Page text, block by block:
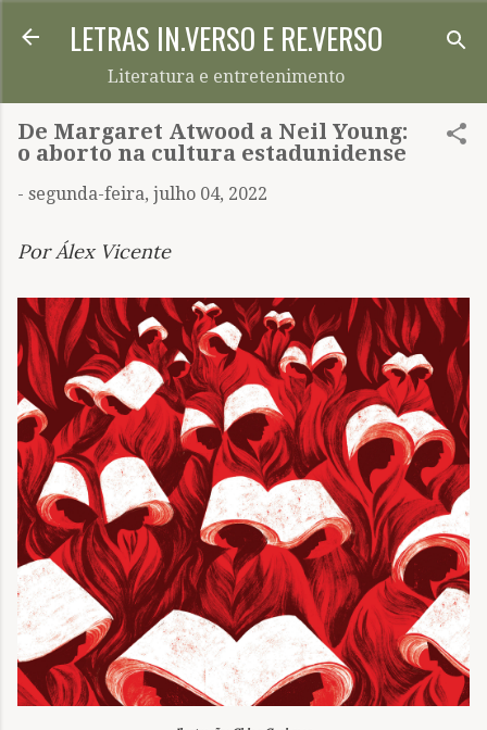
Pular para o conteúdo principal
LETRAS IN.VERSO E RE.VERSO
Literatura e entretenimento
De Margaret Atwood a Neil Young:
o aborto na cultura estadunidense
- segunda-feira, julho 04, 2022
Por Álex Vicente